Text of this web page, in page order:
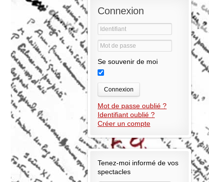
Connexion
Se souvenir de moi
Connexion
Mot de passe oublié ?
Identifiant oublié ?
Créer un compte
Tenez-moi informé de vos
spectacles